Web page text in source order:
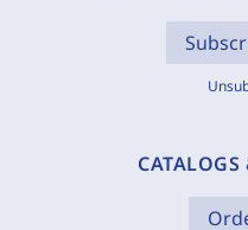
CATALOGS